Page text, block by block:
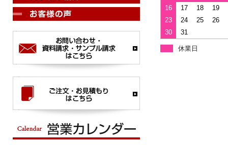
16
17 18
19
23
24 25
26
30
31
休業日